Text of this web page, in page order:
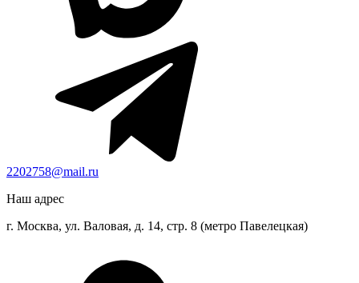
2202758@mail.ru
Наш адрес
г. Москва, ул. Валовая, д. 14, стр. 8 (метро Павелецкая)